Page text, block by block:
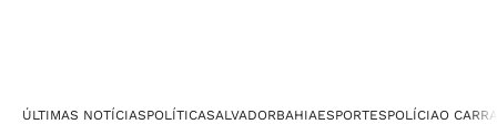
ÚLTIMAS NOTÍCIASPOLÍTICASALVADORBAHIAESPORTESPOLÍCIAO